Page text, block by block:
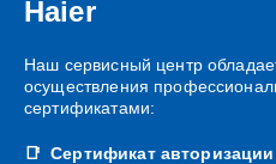
Haier
Наш сервисный центр
осуществления
сертификатами:
Сертификат авторизации